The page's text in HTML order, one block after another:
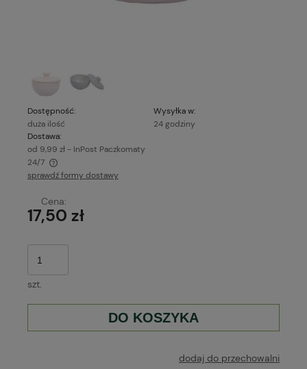
Dostępność:
duża ilość
Wysyłka w:
24 godziny
Dostawa:
od 9,99 zł - InPost Paczkomaty
24/7
Cena nie zawiera ewentualnych kosztów płatności
sprawdź formy dostawy
Cena:
17,50 zł
szt.
DO KOSZYKA
dodaj do przechowalni